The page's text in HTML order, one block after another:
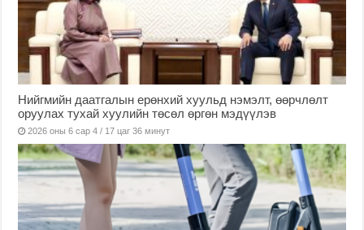
Нийгмийн даатгалын ерөнхий хуульд нэмэлт, өөрчлөлт
оруулах тухай хуулийн төсөл өргөн мэдүүлэв
2026 оны 6 сар 4 / 17 цаг 36 минут